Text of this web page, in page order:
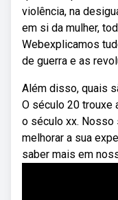
violência, na
em si da mulher,
Webexplicamos
de guerra e as
Além disso, quais
O século 20 trouxe
o século xx. Nosso
melhorar a sua
saber mais em